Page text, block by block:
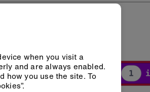
when you visit a
and are always enabled.
how you use the site. To